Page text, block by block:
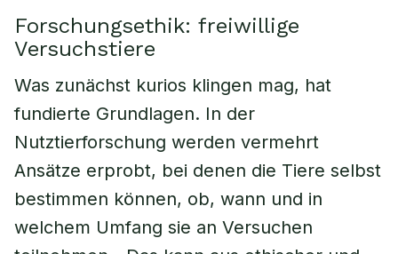
Forschungsethik: freiwillige
Versuchstiere
Was zunächst kurios klingen mag, hat
fundierte Grundlagen. In der
Nutztierforschung werden vermehrt
Ansätze erprobt, bei denen die Tiere selbst
bestimmen können, ob, wann und in
welchem Umfang sie an Versuchen